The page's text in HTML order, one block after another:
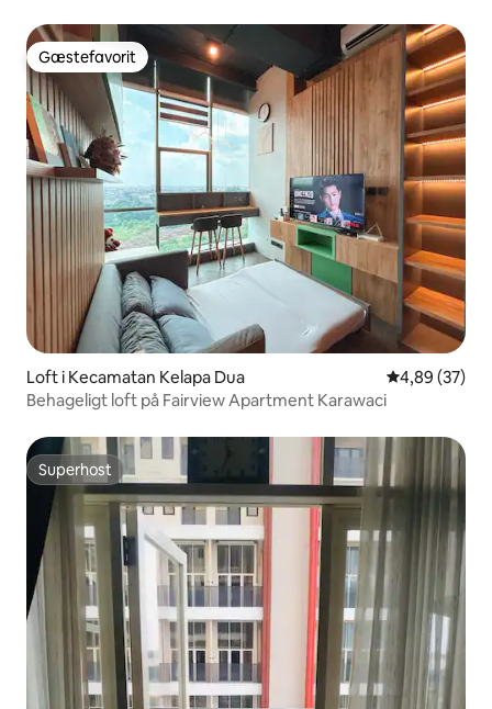
Gæstefavorit
Gæstefavorit
Loft i Kecamatan Kelapa Dua 4,89 ud af 5 i
4,89 (37)
Behageligt loft på Fairview Apartment Karawaci
Superhost
Superhost